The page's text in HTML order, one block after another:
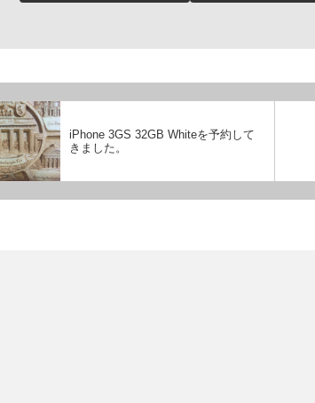
iPhone 3GS 32GB Whiteを予約して
きました。